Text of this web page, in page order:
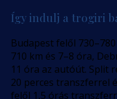
Így indulj a trogiri
Budapest felől
710 km és 7–8 óra,
11 óra az autóút. Split
20 perces transzferrel
felől 1,5 órás